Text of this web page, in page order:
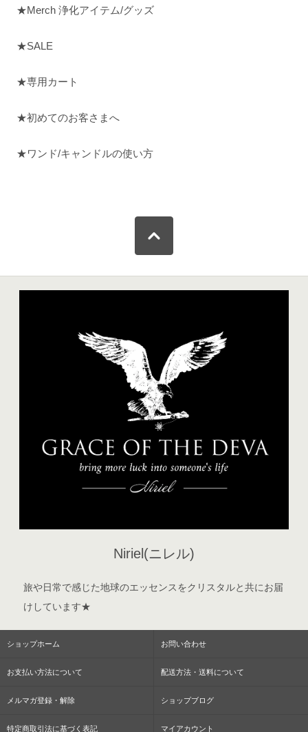
★Merch 浄化アイテム/グッズ
★SALE
★専用カート
★初めてのお客さまへ
★ワンド/キャンドルの使い方
Niriel(ニレル)
旅や日常で感じた地球のエッセンスをクリスタルと共にお届
けしています★
ショップホーム お問い合わせ
お支払い方法について 配送方法・送料について
メルマガ登録・解除 ショップブログ
特定商取引法に基づく表記 マイアカウント